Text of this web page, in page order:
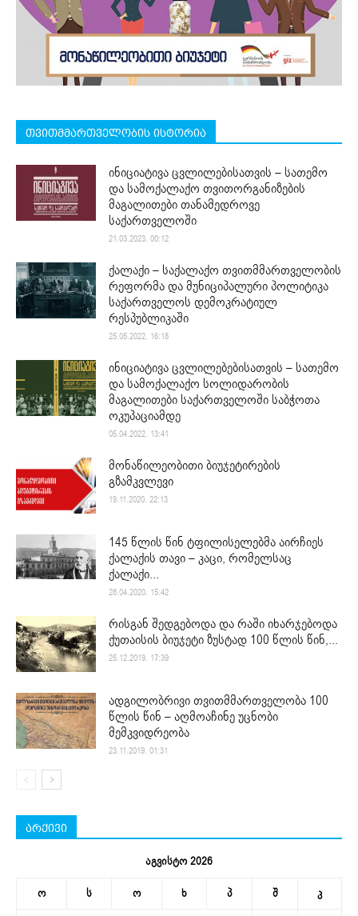
თვითმმართველობის ისტორია
ინიციატივა ცვლილებისათვის – სათემო
და სამოქალაქო თვითორგანიზების
მაგალითები თანამედროვე
საქართველოში
21.03.2023. 00:12
ქალაქი – საქალაქო თვითმმართველობის
რეფორმა და მუნიციპალური პოლიტიკა
საქართველოს დემოკრატიულ
რესპუბლიკაში
25.05.2022. 16:18
ინიციატივა ცვლილებებისათვის – სათემო
და სამოქალაქო სოლიდარობის
მაგალითები საქართველოში საბჭოთა
ოკუპაციამდე
05.04.2022. 13:41
მონაწილეობითი ბიუჯეტირების
გზამკვლევი
19.11.2020. 22:13
145 წლის წინ ტფილისელებმა აირჩიეს
ქალაქის თავი – კაცი, რომელსაც
ქალაქი...
28.04.2020. 15:42
რისგან შედგებოდა და რაში იხარჯებოდა
ქუთაისის ბიუჯეტი ზუსტად 100 წლის წინ,...
25.12.2019. 17:39
ადგილობრივი თვითმმართველობა 100
წლის წინ – აღმოაჩინე უცნობი
მემკვიდრეობა
23.11.2019. 01:31
არქივი
აგვისტო 2026
ო ს ო ხ პ შ კ